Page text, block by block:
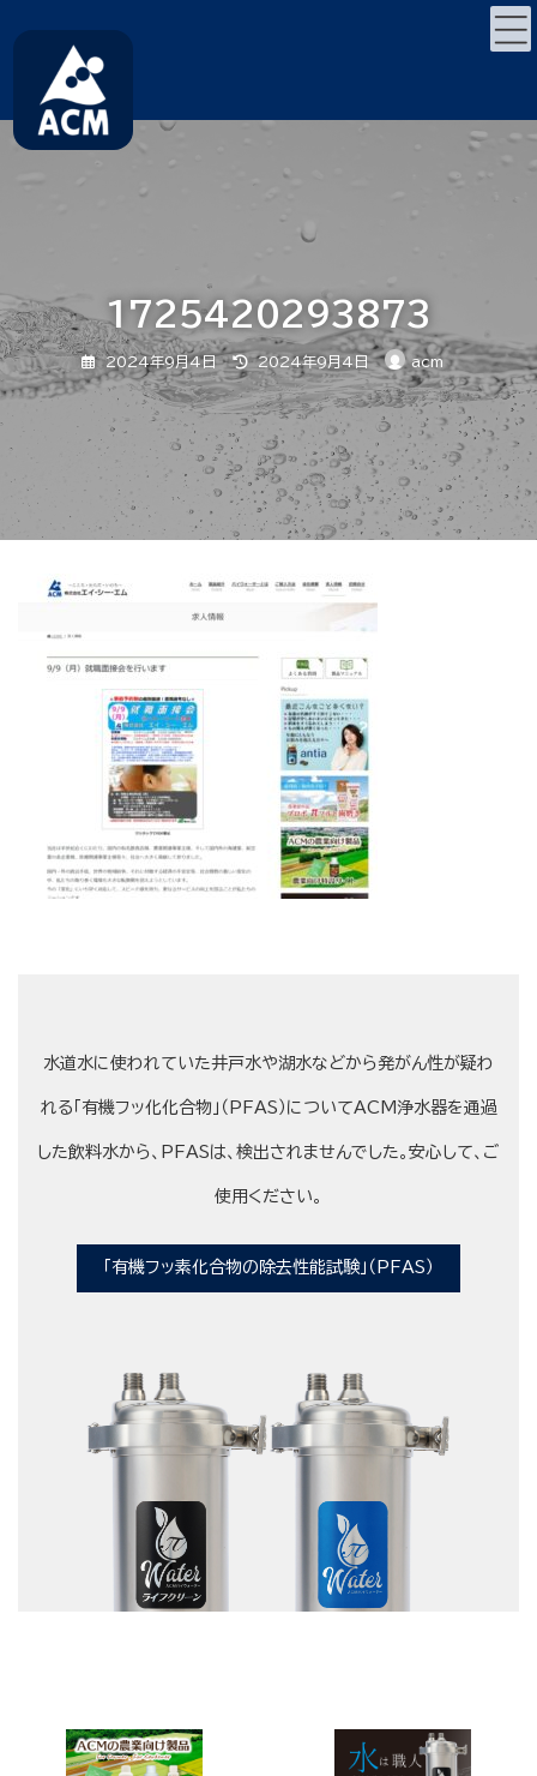
キ
ゲ
に
移
1725420293873
2024年9月4日
最
終
更
新
日
時
2024年9月4日 acm
水道水に使われていた井戸水や湖水などから発がん性が疑わ
れる「有機フッ化化合物」（PFAS）についてACM浄水器を通過
した飲料水から、PFASは、検出されませんでした。安心して、ご
使用ください。
「有機フッ素化合物の除去性能試験」（PFAS）